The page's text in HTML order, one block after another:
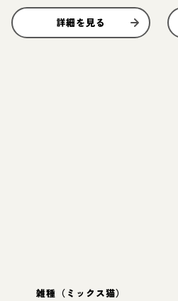
詳細を見る
雑種（ミックス猫）